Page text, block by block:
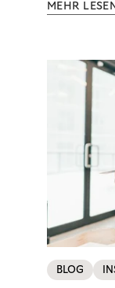
Ergebnisse
MEHR LESEN
BLOG